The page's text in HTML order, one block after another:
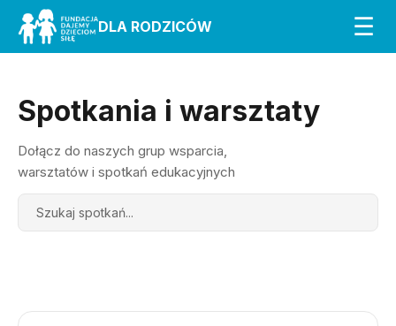
DLA RODZICÓW ☰
Spotkania i warsztaty
Dołącz do naszych grup wsparcia,
warsztatów i spotkań edukacyjnych
Search